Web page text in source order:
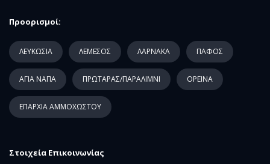
Προορισμοί:
ΛΕΥΚΩΣΙΑ ΛΕΜΕΣΟΣ ΛΑΡΝΑΚΑ ΠΑΦΟΣ
ΑΓΙΑ ΝΑΠΑ ΠΡΩΤΑΡΑΣ/ΠΑΡΑΛΙΜΝΙ ΟΡΕΙΝΑ
ΕΠΑΡΧΙΑ ΑΜΜΟΧΩΣΤΟΥ
Στοιχεία Επικοινωνίας